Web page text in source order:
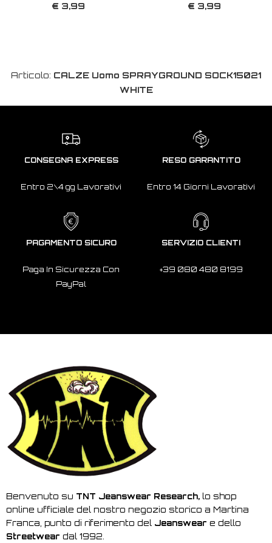
€ 3,99 € 3,99
Articolo: CALZE Uomo SPRAYGROUND SOCK15021
WHITE
CONSEGNA EXPRESS
Entro 2\4 gg Lavorativi
RESO GARANTITO
Entro 14 Giorni Lavorativi
PAGAMENTO SICURO
Paga In Sicurezza Con
PayPal
SERVIZIO CLIENTI
+39 080 480 8199
Benvenuto su TNT Jeanswear Research, lo shop
online ufficiale del nostro negozio storico a Martina
Franca, punto di riferimento del Jeanswear e dello
Streetwear dal 1992.